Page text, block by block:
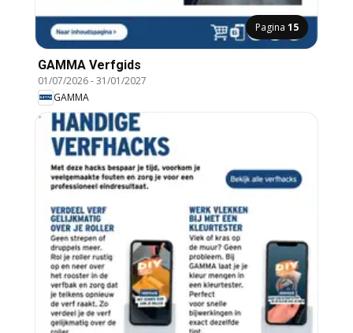
Pagina 15
GAMMA Verfgids
01/07/2026-31/01/2027
GAMMA